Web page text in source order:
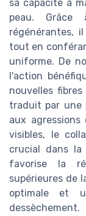
sa capacité à
peau. Grâce
régénérantes,
tout en
uniforme. De
l'action
nouvelles
traduit par une
aux
visibles, le
crucial dans la
favorise la
supérieures de
optimale et